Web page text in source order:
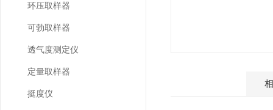
环压取样器
可勃取样器
透气度测定仪
定量取样器
挺度仪